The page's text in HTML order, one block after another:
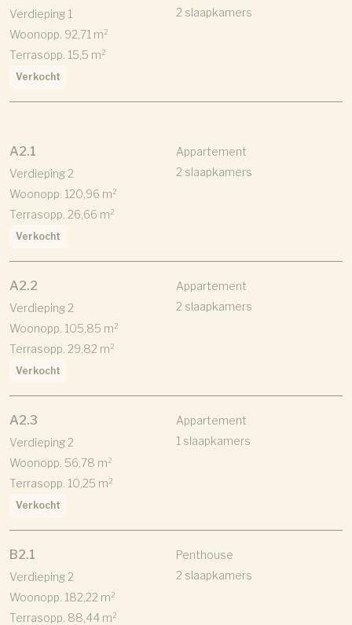
Verdieping 1
2 slaapkamers
Woonopp. 92,71 m²
Terrasopp. 15,5 m²
Verkocht
A2.1
Verdieping 2
Appartement
2 slaapkamers
Woonopp. 120,96 m²
Terrasopp. 26,66 m²
Verkocht
A2.2
Verdieping 2
Appartement
2 slaapkamers
Woonopp. 105,85 m²
Terrasopp. 29,82 m²
Verkocht
A2.3
Verdieping 2
Appartement
1 slaapkamers
Woonopp. 56,78 m²
Terrasopp. 10,25 m²
Verkocht
B2.1
Verdieping 2
Penthouse
2 slaapkamers
Woonopp. 182,22 m²
Terrasopp. 88,44 m²